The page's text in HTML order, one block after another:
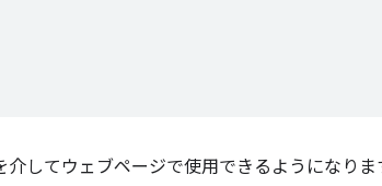
介してウェブページで使用できるようになりま